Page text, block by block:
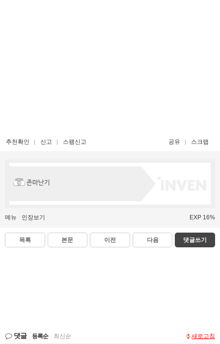
추천확인 신고 스팸신고 공유 스크랩
존마난기
메뉴 인장보기 EXP 16%
목록 본문 이전 다음 댓글쓰기
댓글 등록순 최신순 새로고침